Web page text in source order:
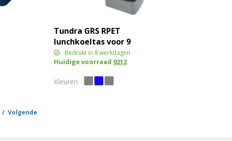
Tundra GRS RPET
lunchkoeltas voor 9
blikjes 9L
Bedrukt in 8 werkdagen
Huidige voorraad 9212
Volgende